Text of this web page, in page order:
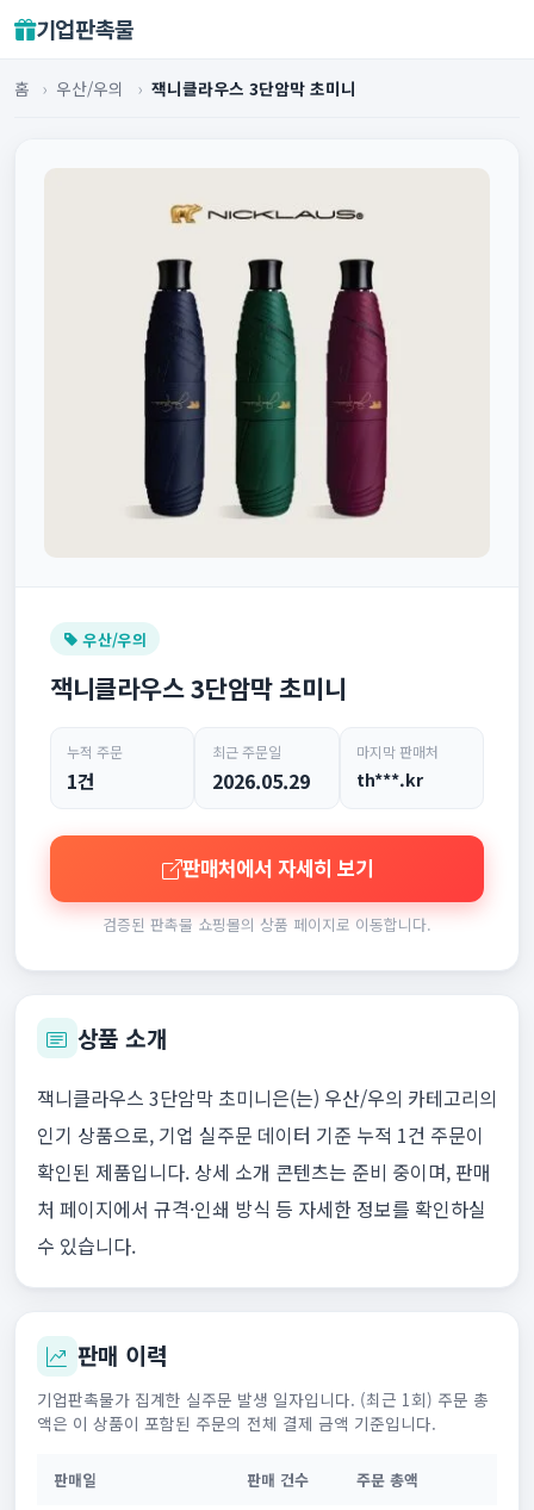
기업판촉물
홈 › 우산/우의 › 잭니클라우스 3단암막 초미니
우산/우의
잭니클라우스 3단암막 초미니
누적 주문
1건
최근 주문일
2026.05.29
마지막 판매처
th***.kr
판매처에서 자세히 보기
검증된 판촉물 쇼핑몰의 상품 페이지로 이동합니다.
상품 소개
잭니클라우스 3단암막 초미니은(는) 우산/우의 카테고리의
인기 상품으로, 기업 실주문 데이터 기준 누적 1건 주문이
확인된 제품입니다. 상세 소개 콘텐츠는 준비 중이며, 판매
처 페이지에서 규격·인쇄 방식 등 자세한 정보를 확인하실
수 있습니다.
판매 이력
기업판촉물가 집계한 실주문 발생 일자입니다. (최근 1회) 주문 총
액은 이 상품이 포함된 주문의 전체 결제 금액 기준입니다.
판매일 판매 건수 주문 총액